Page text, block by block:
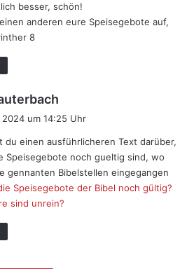
besser, schön!
anderen eure Speisegebote auf,
8
a
t
:
um 14:25 Uhr
du einen ausführlicheren Text darüber,
Speisegebote noch gueltig sind, wo
gennanten Bibelstellen eingegangen
Speisegebote der Bibel noch gültig?
sind unrein?